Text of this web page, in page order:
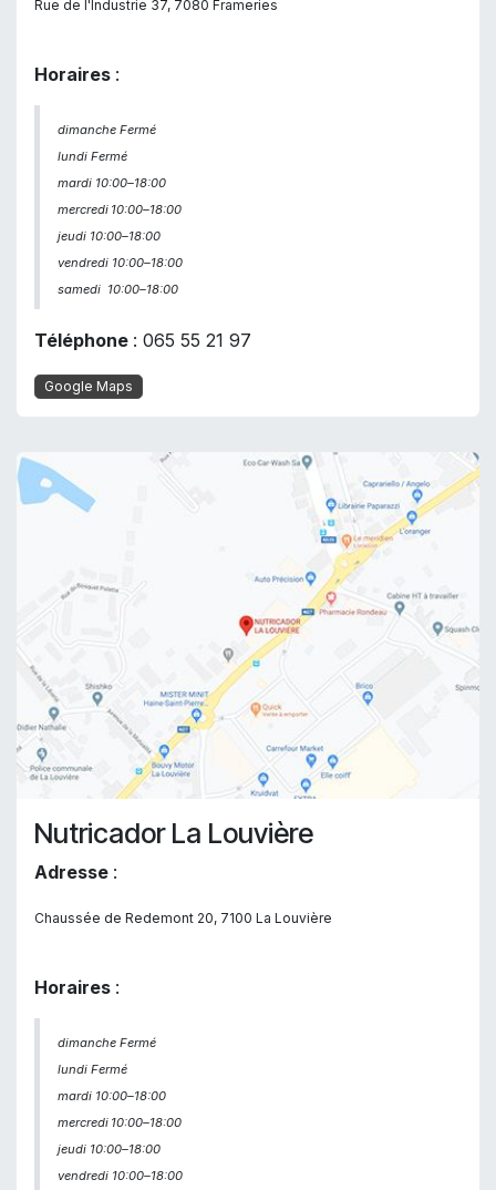
Rue de l'Industrie 37, 7080 Frameries
Horaires :
dimanche Fermé
lundi Fermé
mardi 10:00–18:00
mercredi 10:00–18:00
jeudi 10:00–18:00
vendredi 10:00–18:00
samedi 10:00–18:00
Téléphone : 065 55 21 97
Google Maps
Nutricador La Louvière
Adresse :
Chaussée de Redemont 20, 7100 La Louvière
Horaires :
dimanche Fermé
lundi Fermé
mardi 10:00–18:00
mercredi 10:00–18:00
jeudi 10:00–18:00
vendredi 10:00–18:00